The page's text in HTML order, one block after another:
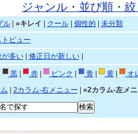
ジャンル・並び順・
ル| »キレイ クール| 個性的
未分類
トビュー
が多い| 修正日が新しい|
黒| 赤| ピンク 青| 黄|
オ
2カラム-右メニュー
»2カラム-左メ